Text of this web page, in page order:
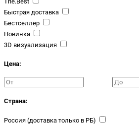
Быстрая доставка
Бестселлер
Новинка
3D визуализация
Цена:
Страна:
Россия (доставка только в РБ)